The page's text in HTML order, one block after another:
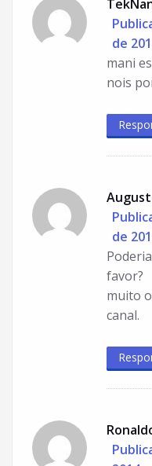
de
mani
nois
de
favor?
muito
canal.